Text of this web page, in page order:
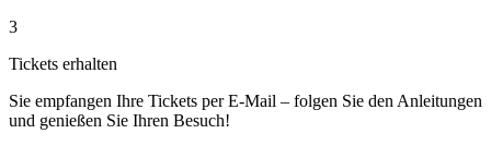
3
Tickets erhalten
Sie empfangen Ihre Tickets per E-Mail – folgen Sie den Anleitungen
und genießen Sie Ihren Besuch!